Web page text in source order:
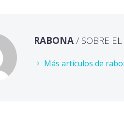
RABONA/ SOBRE
Más artículos de